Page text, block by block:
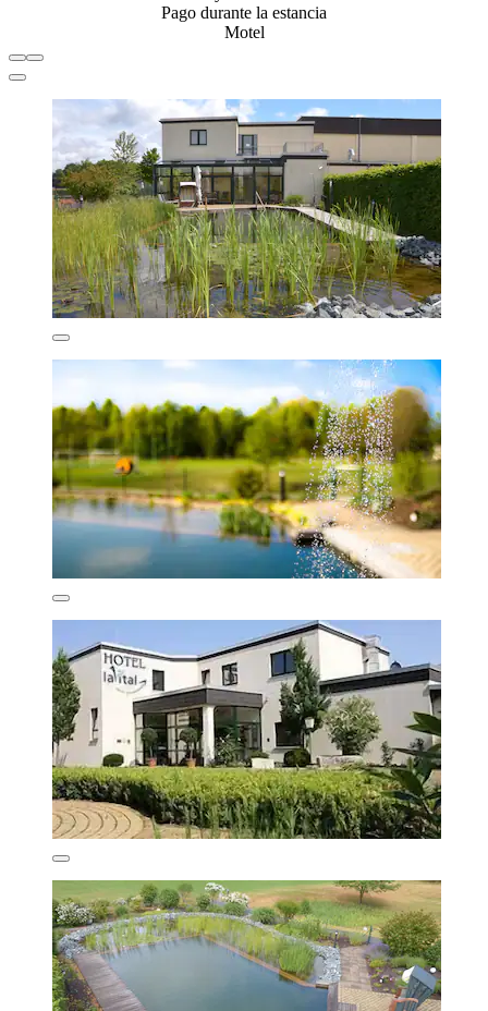
Pago durante la estancia
Motel